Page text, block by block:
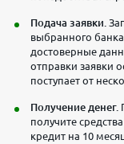
Подача заявки.
выбранного
достоверные
отправки заявки
поступает от
Получение денег.
получите
кредит на 10